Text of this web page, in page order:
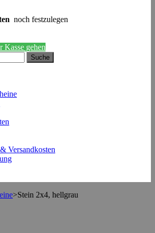
noch festzulegen
Kasse gehen
Suche
Versandkosten
>Stein 2x4, hellgrau